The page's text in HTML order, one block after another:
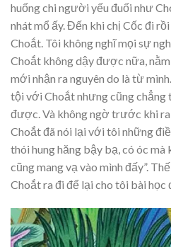
huống chi người yếu đuối như
nhát mổ ấy. Đến khi chị Cốc đi
Choắt. Tôi không nghĩ mọi sự
Choắt không dậy được nữa,
mới nhận ra nguyên do là từ
tội với Choắt nhưng cũng chẳng
được. Và không ngờ trước khi
Choắt đã nói lại với tôi những
thói hung hăng bậy bạ, có óc
cũng mang vạ vào mình đấy”.
Choắt ra đi để lại cho tôi bài